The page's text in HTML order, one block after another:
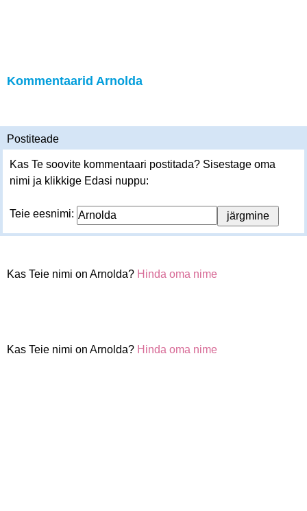
Kommentaarid Arnolda
Postiteade
Kas Te soovite kommentaari postitada? Sisestage oma
nimi ja klikkige Edasi nuppu:
Teie eesnimi:
Kas Teie nimi on Arnolda? Hinda oma nime
Kas Teie nimi on Arnolda? Hinda oma nime